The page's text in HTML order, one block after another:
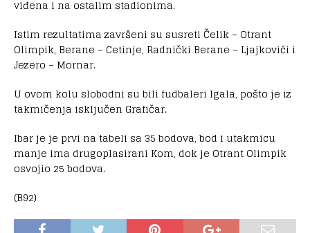
viđena i na ostalim stadionima.
Istim rezultatima završeni su susreti Čelik – Otrant
Olimpik, Berane – Cetinje, Radnički Berane – Ljajkovići i
Jezero – Mornar.
U ovom kolu slobodni su bili fudbaleri Igala, pošto je iz
takmičenja isključen Grafičar.
Ibar je je prvi na tabeli sa 35 bodova, bod i utakmicu
manje ima drugoplasirani Kom, dok je Otrant Olimpik
osvojio 25 bodova.
(B92)